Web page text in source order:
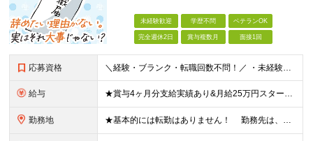
未経験歓迎 学歴不問 ベテランOK
完全週休2日 賞与複数月 面接1回
応募資格 ＼経験・ブランク・転職回数不問！／ ・未経験・正社員デビュー歓迎 ・学歴不問
給与 ★賞与4ヶ月分支給実績あり&月給25万円スタート！ ＜2024年度から3万円月給アップ！＞ 月給25万円～+諸手当+賞与年2回 ※上記金額に残業代は含みません。超過分は別途全額支給します。 ※試用
勤務地 ★基本的には転勤はありません！ 勤務先は、希望とお住まい場所を考慮し相談のうえ決定します。 本社：東京都港区芝浦4丁目3番4号 田町きよたビル5F 成田営業所：千葉県成田市新田28-1 ※(